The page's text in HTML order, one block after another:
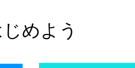
めよう